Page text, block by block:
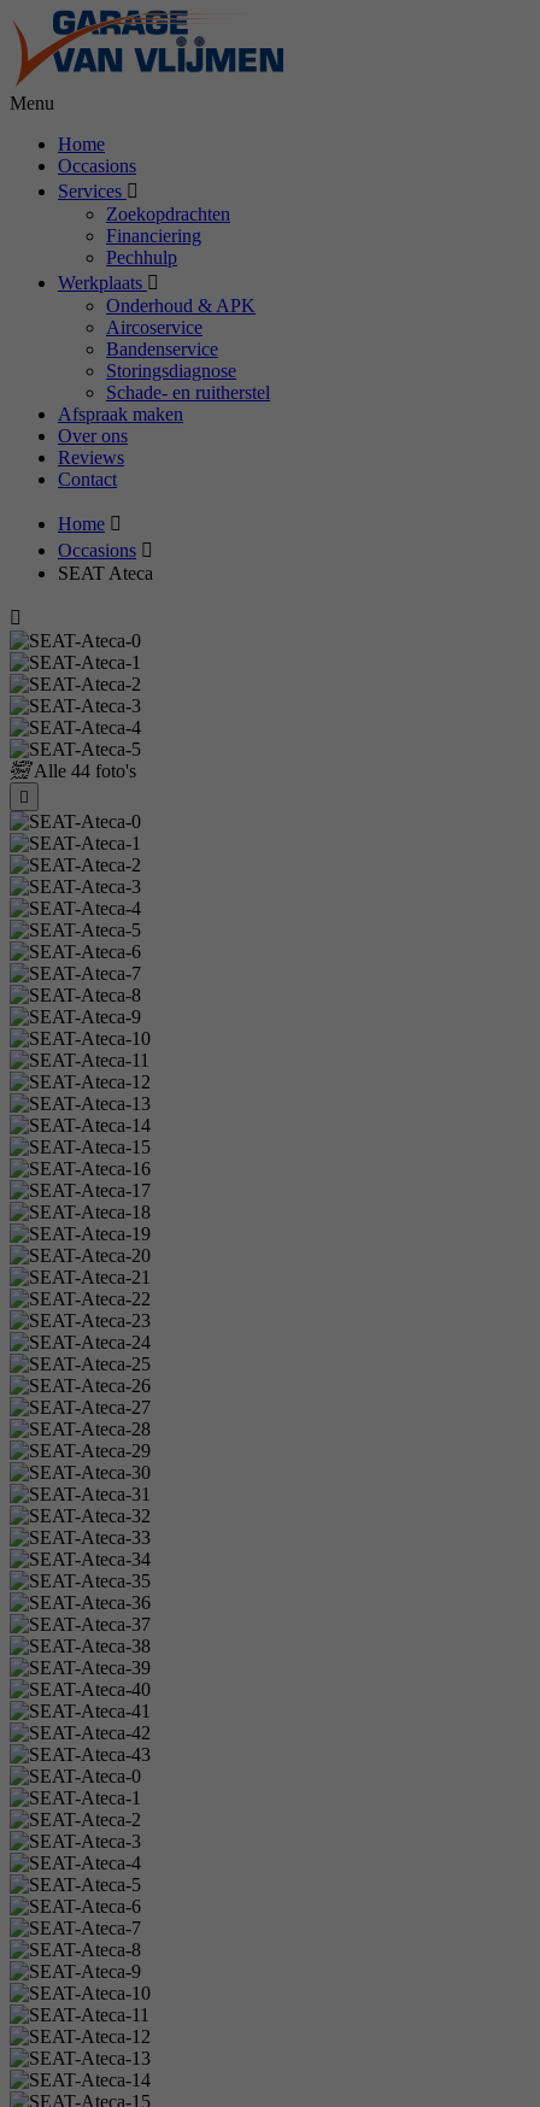
Menu
Home
Occasions
Services
Zoekopdrachten
Financiering
Pechhulp
Werkplaats
Onderhoud & APK
Aircoservice
Bandenservice
Storingsdiagnose
Schade- en ruitherstel
Afspraak maken
Over ons
Reviews
Contact
Home
Occasions
SEAT Ateca
Alle 44 foto's